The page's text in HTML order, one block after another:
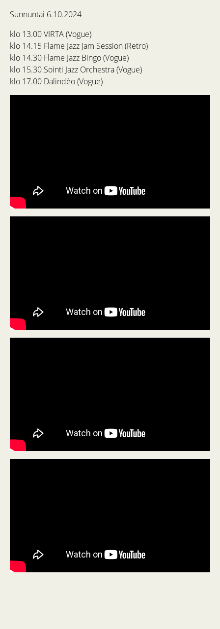
Sunnuntai 6.10.2024
klo 13.00 VIRTA (Vogue)
klo 14.15 Flame Jazz Jam Session (Retro)
klo 14.30 Flame Jazz Bingo (Vogue)
klo 15.30 Sointi Jazz Orchestra (Vogue)
klo 17.00 Dalindèo (Vogue)